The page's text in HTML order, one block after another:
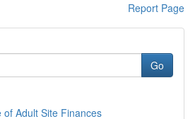
Report Page
Go
of Adult Site Finances